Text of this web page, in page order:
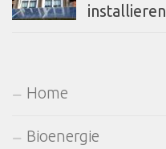
installieren
Home
Bioenergie